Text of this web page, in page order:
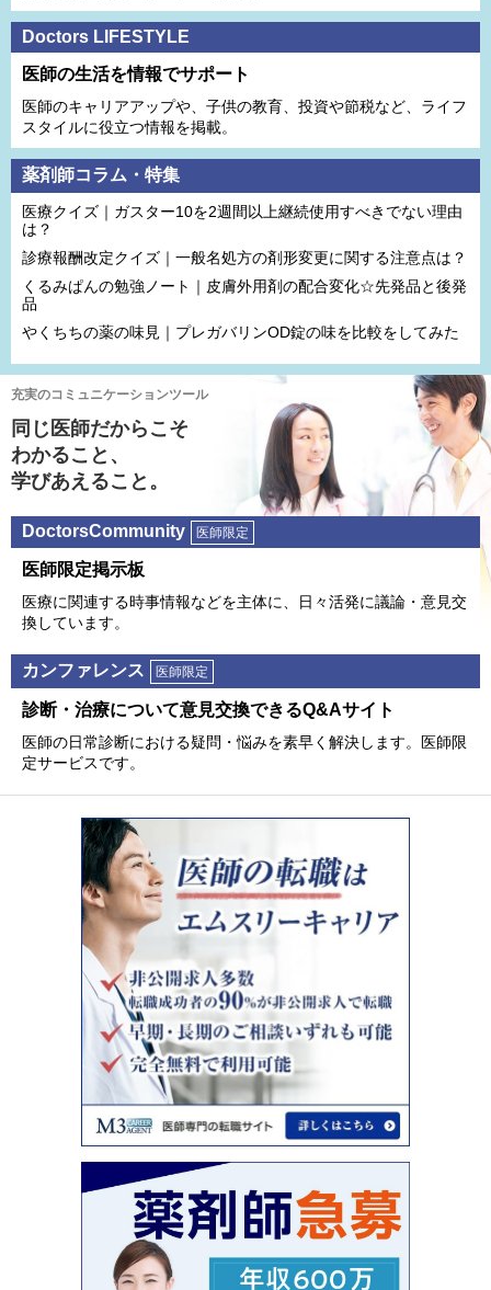
Doctors LIFESTYLE
医師の生活を情報でサポート
医師のキャリアアップや、子供の教育、投資や節税など、ライフ
スタイルに役立つ情報を掲載。
薬剤師コラム・特集
医療クイズ｜ガスター10を2週間以上継続使用すべきでない理由
は？
診療報酬改定クイズ｜一般名処方の剤形変更に関する注意点は？
くるみぱんの勉強ノート｜皮膚外用剤の配合変化☆先発品と後発
品
やくちちの薬の味見｜プレガバリンOD錠の味を比較をしてみた
充実のコミュニケーションツール
同じ医師だからこそ
わかること、
学びあえること。
DoctorsCommunity 医師限定
医師限定掲⽰板
医療に関連する時事情報などを主体に、⽇々活発に議論・意⾒交
換しています。
カンファレンス 医師限定
診断・治療について意⾒交換できるQ&Aサイト
医師の⽇常診断における疑問・悩みを素早く解決します。医師限
定サービスです。